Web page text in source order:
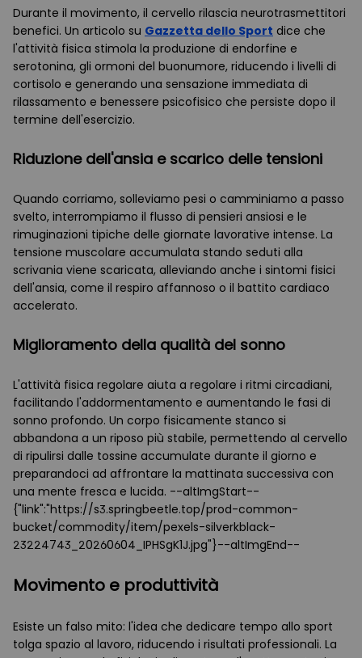
Durante il movimento, il cervello rilascia neurotrasmettitori
benefici. Un articolo su Gazzetta dello Sport dice che
l'attività fisica stimola la produzione di endorfine e
serotonina, gli ormoni del buonumore, riducendo i livelli di
cortisolo e generando una sensazione immediata di
rilassamento e benessere psicofisico che persiste dopo il
termine dell'esercizio.
Riduzione dell'ansia e scarico delle tensioni
Quando corriamo, solleviamo pesi o camminiamo a passo
svelto, interrompiamo il flusso di pensieri ansiosi e le
rimuginazioni tipiche delle giornate lavorative intense. La
tensione muscolare accumulata stando seduti alla
scrivania viene scaricata, alleviando anche i sintomi fisici
dell'ansia, come il respiro affannoso o il battito cardiaco
accelerato.
Miglioramento della qualità del sonno
L'attività fisica regolare aiuta a regolare i ritmi circadiani,
facilitando l'addormentamento e aumentando le fasi di
sonno profondo. Un corpo fisicamente stanco si
abbandona a un riposo più stabile, permettendo al cervello
di ripulirsi dalle tossine accumulate durante il giorno e
preparandoci ad affrontare la mattinata successiva con
una mente fresca e lucida. --altImgStart--
{"link":"https://s3.springbeetle.top/prod-common-
bucket/commodity/item/pexels-silverkblack-
23224743_20260604_IPHSgK1J.jpg"}--altImgEnd--
Movimento e produttività
Esiste un falso mito: l'idea che dedicare tempo allo sport
tolga spazio al lavoro, riducendo i risultati professionali. La